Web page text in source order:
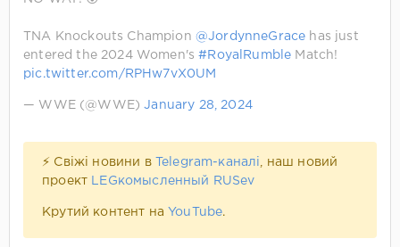
TNA Knockouts Champion @JordynneGrace has just
entered the 2024 Women's#RoyalRumble Match!
pic.twitter.com/RPHw7vX0UM
— WWE (@WWE)January 28, 2024
⚡ Свіжі новини в Telegram-каналі
, наш новий
проект
LEGкомысленный RUSev
Крутий контент на YouTube.